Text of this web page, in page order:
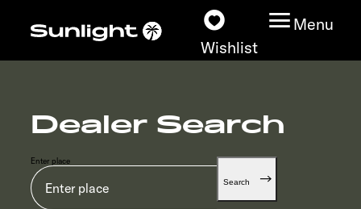
Wishlist
Menu
Models
Vehicle Guide
Dealer Search
Enter place
Search